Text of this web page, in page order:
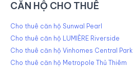
CĂN HỘ CHO THUÊ
Cho thuê căn hộ Sunwal Pearl
Cho thuê căn hộ LUMIÈRE Riverside
Cho thuê căn hộ Vinhomes Central Park
Cho thuê căn hộ Metropole Thủ Thiêm